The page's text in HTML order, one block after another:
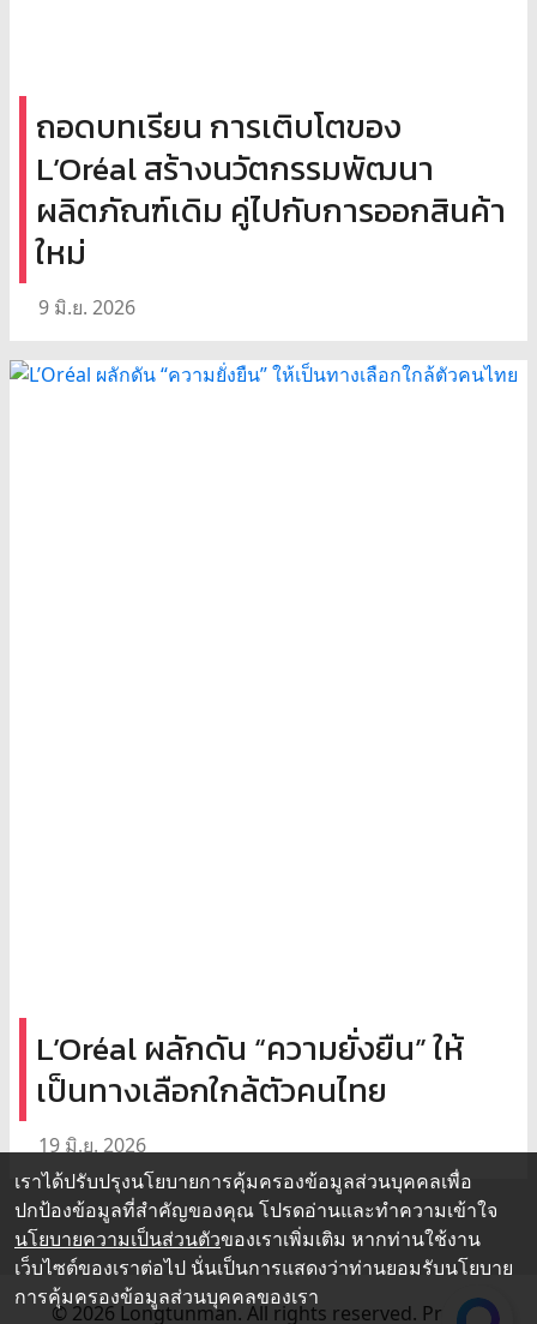
ถอดบทเรียน การเติบโตของ
L’Oréal สร้างนวัตกรรมพัฒนา
ผลิตภัณฑ์เดิม คู่ไปกับการออกสินค้า
ใหม่
9 มิ.ย. 2026
L’Oréal ผลักดัน “ความยั่งยืน” ให้
เป็นทางเลือกใกล้ตัวคนไทย
19 มิ.ย. 2026
© 2026 Longtunman. All rights reserved. Privacy
เราได้ปรับปรุงนโยบายการคุ้มครองข้อมูลส่วนบุคคลเพื่อ
ปกป้องข้อมูลที่สำคัญของคุณ โปรดอ่านและทำความเข้าใจ
นโยบายความเป็นส่วนตัวของเราเพิ่มเติม หากท่านใช้งาน
เว็บไซต์ของเราต่อไป นั่นเป็นการแสดงว่าท่านยอมรับนโยบาย
การคุ้มครองข้อมูลส่วนบุคคลของเรา